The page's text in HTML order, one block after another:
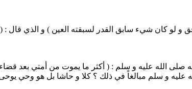
لو كان شيء سابق القدر لسبقته العين ) و الذي قال :
الله عليه و سلم : ( أكثر ما يموت من أمتي بعد قضاء
عليه و سلم مبالغاً في ذلك ؟ كلا و حاشا بل هو وحي